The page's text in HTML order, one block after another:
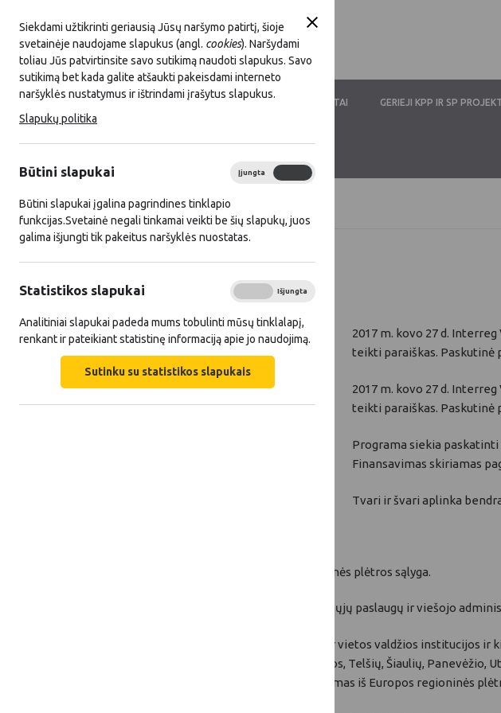
Siekdami užtikrinti geriausią Jūsų naršymo patirtį, šioje
svetainėje naudojame slapukus (angl. cookies). Naršydami
toliau Jūs patvirtinsite savo sutikimą naudoti slapukus. Savo
sutikimą bet kada galite atšaukti pakeisdami interneto
naršyklės nustatymus ir ištrindami įrašytus slapukus.
Slapukų politika
Būtini slapukai Įjungta
Būtini slapukai įgalina pagrindines tinklapio
funkcijas.Svetainė negali tinkamai veikti be šių slapukų, juos
galima išjungti tik pakeitus naršyklės nuostatas.
Statistikos slapukai Išjungta
Analitiniai slapukai padeda mums tobulinti mūsų tinklalapį,
renkant ir pateikiant statistinę informaciją apie jo naudojimą.
Sutinku su statistikos slapukais
LKT VEIKLA LKT NARYSTĖ DOKUMENTAI GERIEJI KPP IR SP
Titulinis Naujienos
Visos naujienos
2017 03 28
2017 m. kovo 27 d.
teikti paraiškas. Paskutinė
2017 m. kovo 27 d.
teikti paraiškas. Paskutinė
Programa siekia
Finansavimas skiriamas
Tvari ir švari aplinka
Socialinė įtrauktis kaip išankstinė teritorinės plėtros sąlyga.
Geresnė gyvenimo kokybė stiprinant viešųjų paslaugų ir viešojo
Projektus gali vykdyti valstybės, regioninės ir vietos valdžios institucijos
pat nevyriausybinės organizacijos iš Klaipėdos, Telšių, Šiaulių,
Programoje šiuo metu yra galimas finansavimas iš Europos regioninės